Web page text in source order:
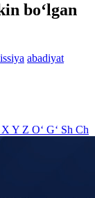
bo‘lgan
abadiyat
X Y Z O‘ G‘ Sh Ch